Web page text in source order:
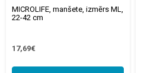
MICROLIFE, manšete, izmērs ML,
22-42 cm
17,69€